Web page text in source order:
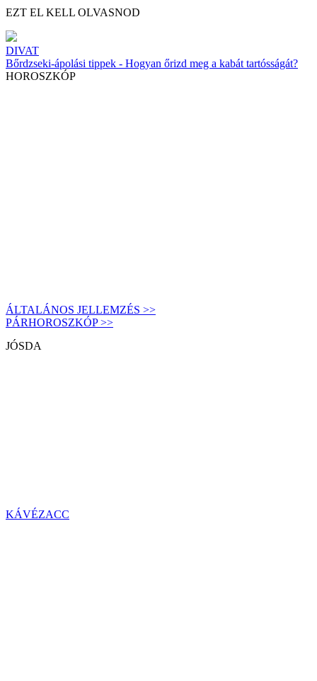
EZT EL KELL OLVASNOD
DIVAT
Bőrdzseki-ápolási tippek - Hogyan őrizd meg a kabát tartósságát?
HOROSZKÓP
ÁLTALÁNOS JELLEMZÉS >>
PÁRHOROSZKÓP >>
JÓSDA
KÁVÉZACC